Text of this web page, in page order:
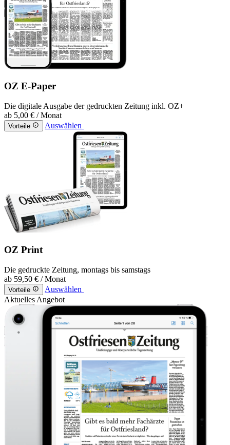
OZ E-Paper
Die digitale Ausgabe der gedruckten Zeitung inkl. OZ+
ab 5,00 € / Monat
Vorteile Auswählen
OZ Print
Die gedruckte Zeitung, montags bis samstags
ab 59,50 € / Monat
Vorteile
Auswählen
Aktuelles Angebot